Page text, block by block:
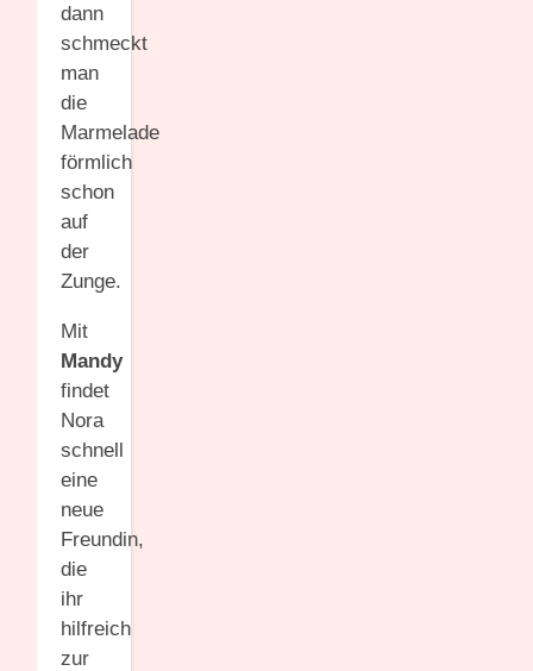
dann
schmeckt
man
die
Marmelade
förmlich
schon
auf
der
Zunge.
Mit
Mandy
findet
Nora
schnell
eine
neue
Freundin,
die
ihr
hilfreich
zur